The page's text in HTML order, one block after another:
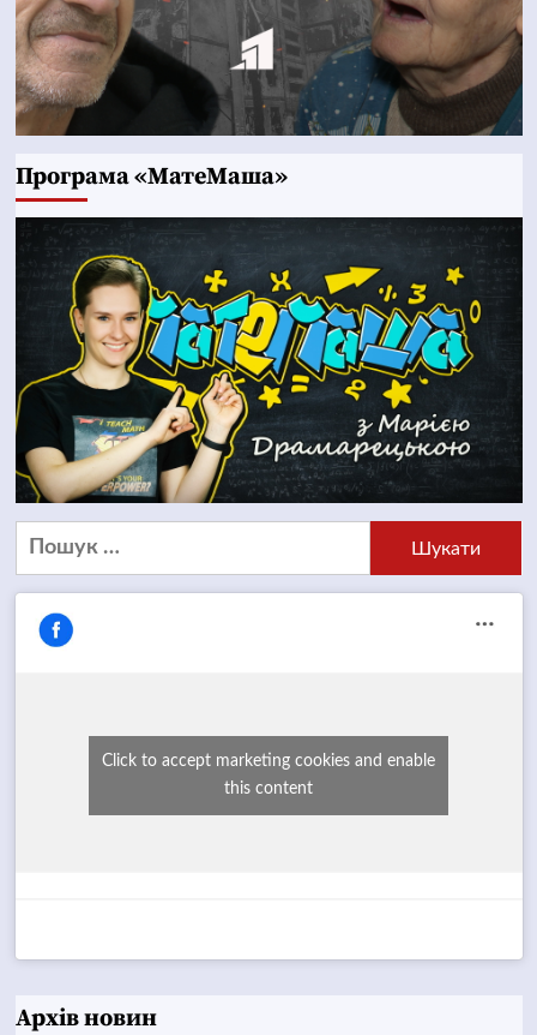
Програма «МатеМаша»
Пошук:
Click to accept marketing cookies and enable
this content
Архів новин